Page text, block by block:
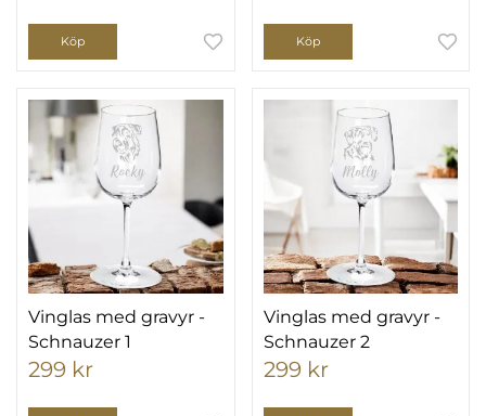
Köp Köp
Vinglas med gravyr -
Schnauzer 1
299 kr
Vinglas med gravyr -
Schnauzer 2
299 kr